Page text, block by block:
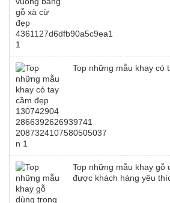
Top những mẫu khay có
Top những mẫu khay gỗ
được khách hàng yêu